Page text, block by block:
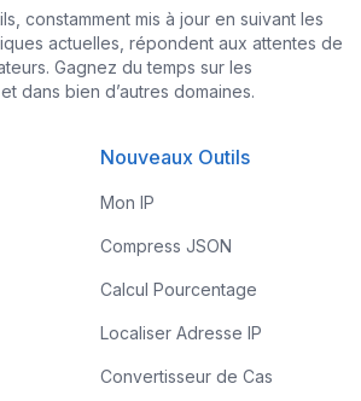
constamment mis à jour en suivant les
actuelles, répondent aux attentes de
Gagnez du temps sur les
dans bien d’autres domaines.
Nouveaux Outils
Mon IP
Compress JSON
Calcul Pourcentage
Localiser Adresse IP
Convertisseur de Cas